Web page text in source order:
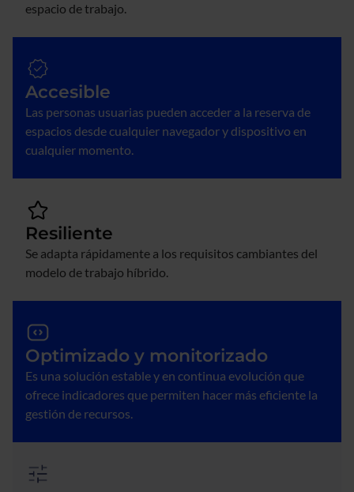
espacio de trabajo.
Accesible
Las personas usuarias pueden acceder a la reserva de
espacios desde cualquier navegador y dispositivo en
cualquier momento.
Resiliente
Se adapta rápidamente a los requisitos cambiantes del
modelo de trabajo híbrido.
Optimizado y monitorizado
Es una solución estable y en continua evolución que
ofrece indicadores que permiten hacer más eficiente la
gestión de recursos.
Imagen